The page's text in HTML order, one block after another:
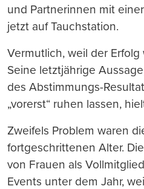
und Partnerinnen mit
jetzt auf Tauchstation.
Vermutlich, weil der
Seine letztjährige
des Abstimmungs-
„vorerst“ ruhen lassen,
Zweifels Problem waren
fortgeschrittenen Alter.
von Frauen als
Events unter dem Jahr,